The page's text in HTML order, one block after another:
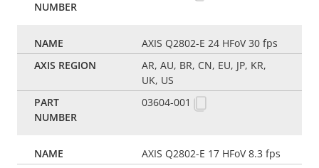
AXIS Q2802-E 24 HFoV 30 fps
AR, AU, BR, CN, EU, JP, KR,
UK, US
03604-001
AXIS Q2802-E 17 HFoV 8.3 fps